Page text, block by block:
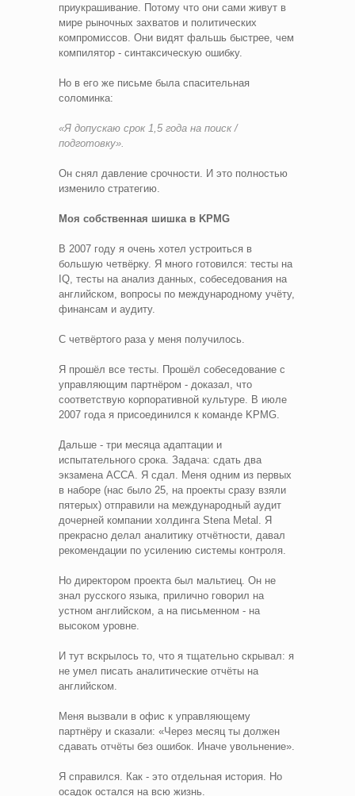
приукрашивание. Потому что они сами живут в
мире рыночных захватов и политических
компромиссов. Они видят фальшь быстрее, чем
компилятор - синтаксическую ошибку.
Но в его же письме была спасительная
соломинка:
«Я допускаю срок 1,5 года на поиск /
подготовку».
Он снял давление срочности. И это полностью
изменило стратегию.
Моя собственная шишка в KPMG
В 2007 году я очень хотел устроиться в
большую четвёрку. Я много готовился: тесты на
IQ, тесты на анализ данных, собеседования на
английском, вопросы по международному учёту,
финансам и аудиту.
С четвёртого раза у меня получилось.
Я прошёл все тесты. Прошёл собеседование с
управляющим партнёром - доказал, что
соответствую корпоративной культуре. В июле
2007 года я присоединился к команде KPMG.
Дальше - три месяца адаптации и
испытательного срока. Задача: сдать два
экзамена ACCA. Я сдал. Меня одним из первых
в наборе (нас было 25, на проекты сразу взяли
пятерых) отправили на международный аудит
дочерней компании холдинга Stena Metal. Я
прекрасно делал аналитику отчётности, давал
рекомендации по усилению системы контроля.
Но директором проекта был мальтиец. Он не
знал русского языка, прилично говорил на
устном английском, а на письменном - на
высоком уровне.
И тут вскрылось то, что я тщательно скрывал: я
не умел писать аналитические отчёты на
английском.
Меня вызвали в офис к управляющему
партнёру и сказали: «Через месяц ты должен
сдавать отчёты без ошибок. Иначе увольнение».
Я справился. Как - это отдельная история. Но
осадок остался на всю жизнь.